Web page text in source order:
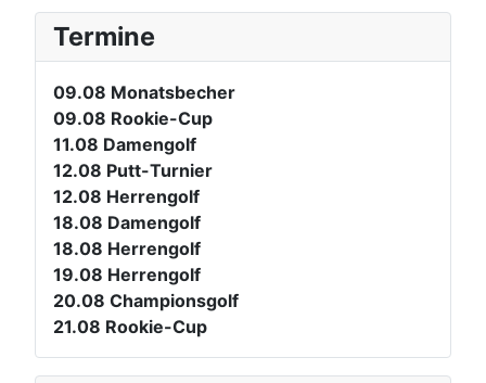
Termine
09.08 Monatsbecher
09.08 Rookie-Cup
11.08 Damengolf
12.08 Putt-Turnier
12.08 Herrengolf
18.08 Damengolf
18.08 Herrengolf
19.08 Herrengolf
20.08 Championsgolf
21.08 Rookie-Cup